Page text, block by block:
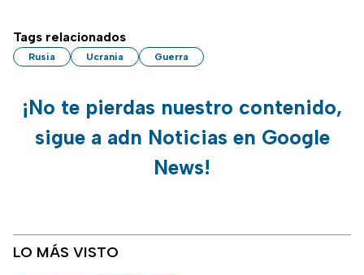
Tags relacionados
Rusia Ucrania Guerra
¡No te pierdas nuestro contenido,
sigue a adn Noticias en Google
News!
LO MÁS VISTO